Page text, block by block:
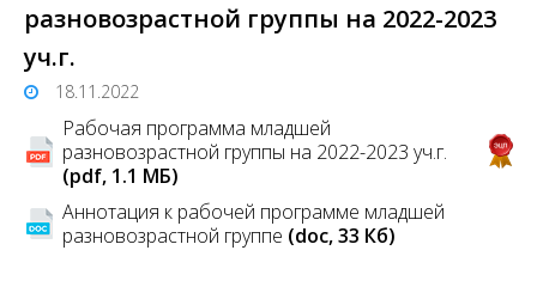
разновозрастной группы на 2022-2023
уч.г.
18.11.2022
Рабочая программа младшей
разновозрастной группы на 2022-2023 уч.г.
(pdf, 1.1 MБ)
Аннотация к рабочей программе младшей
разновозрастной группе (doc, 33 Кб)